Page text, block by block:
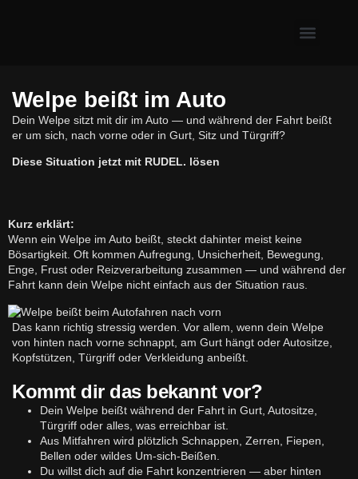
Welpe beißt im Auto
Dein Welpe sitzt mit dir im Auto — und während der Fahrt beißt
er um sich, nach vorne oder in Gurt, Sitz und Türgriff?
Diese Situation jetzt mit RUDEL. lösen
Kurz erklärt:
Wenn ein Welpe im Auto beißt, steckt dahinter meist keine
Bösartigkeit. Oft kommen Aufregung, Unsicherheit, Bewegung,
Enge, Frust oder Reizverarbeitung zusammen — und während der
Fahrt kann dein Welpe nicht einfach aus der Situation raus.
Das kann richtig stressig werden. Vor allem, wenn dein Welpe
von hinten nach vorne schnappt, am Gurt hängt oder Autositze,
Kopfstützen, Türgriff oder Verkleidung anbeißt.
Kommt dir das bekannt vor?
Dein Welpe beißt während der Fahrt in Gurt, Autositze,
Türgriff oder alles, was erreichbar ist.
Aus Mitfahren wird plötzlich Schnappen, Zerren, Fiepen,
Bellen oder wildes Um-sich-Beißen.
Du willst dich auf die Fahrt konzentrieren — aber hinten